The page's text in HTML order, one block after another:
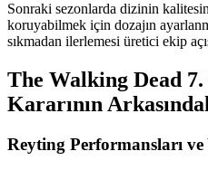
Sonraki sezonlarda dizinin
koruyabilmek için dozajın
sıkmadan ilerlemesi üretici ekip
The Walking Dead 7.
Kararının
Reyting Performansları ve